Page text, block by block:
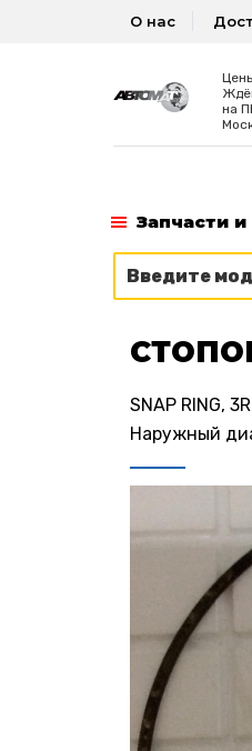
О нас
на
Запчасти и
SNAP RING,
Наружный